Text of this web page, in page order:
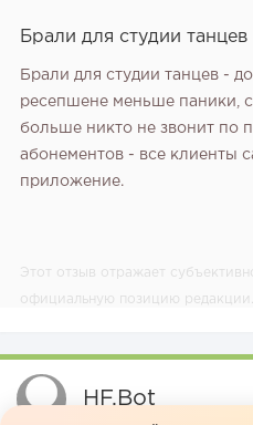
Брали для студии
Брали для студии танцев -
ресепшене меньше паники,
больше никто не звонит по
абонементов - все клиенты
приложение.
Этот отзыв отражает
официальную позицию редакции.
HF.bot